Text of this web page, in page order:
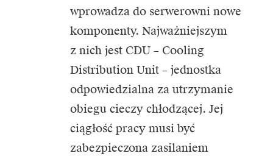
wprowadza do serwerowni nowe
komponenty. Najważniejszym
z nich jest CDU – Cooling
Distribution Unit – jednostka
odpowiedzialna za utrzymanie
obiegu cieczy chłodzącej. Jej
ciągłość pracy musi być
zabezpieczona zasilaniem